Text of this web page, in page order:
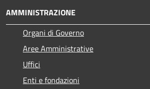
AMMINISTRAZIONE
Organi di Governo
Aree Amministrative
Uffici
Enti e fondazioni